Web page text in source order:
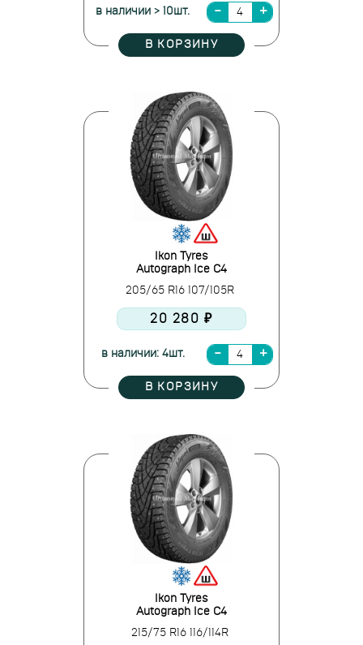
в наличии > 10шт.
В КОРЗИНУ
Ikon Tyres
Autograph Ice C4
205/65 R16 107/105R
20 280 ₽
в наличии: 4шт.
В КОРЗИНУ
Ikon Tyres
Autograph Ice C4
215/75 R16 116/114R